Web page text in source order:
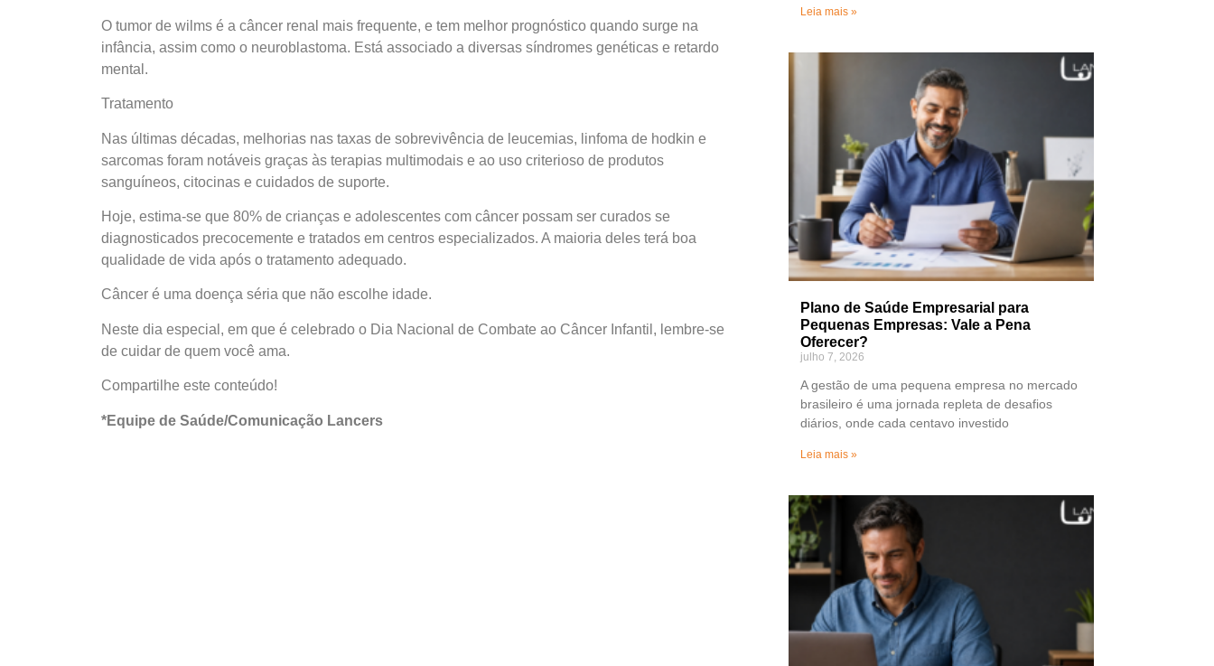
O tumor de wilms é a câncer renal mais frequente, e tem melhor prognóstico quando surge na
infância, assim como o neuroblastoma. Está associado a diversas síndromes genéticas e retardo
mental.
Tratamento
Nas últimas décadas, melhorias nas taxas de sobrevivência de leucemias, linfoma de hodkin e
sarcomas foram notáveis graças às terapias multimodais e ao uso criterioso de produtos
sanguíneos, citocinas e cuidados de suporte.
Hoje, estima-se que 80% de crianças e adolescentes com câncer possam ser curados se
diagnosticados precocemente e tratados em centros especializados. A maioria deles terá boa
qualidade de vida após o tratamento adequado.
Câncer é uma doença séria que não escolhe idade.
Neste dia especial, em que é celebrado o Dia Nacional de Combate ao Câncer Infantil, lembre-se
de cuidar de quem você ama.
Compartilhe este conteúdo!
*Equipe de Saúde/Comunicação Lancers
Leia mais »
Plano de Saúde Empresarial para
Pequenas Empresas: Vale a Pena
Oferecer?
julho 7, 2026
A gestão de uma pequena empresa no mercado
brasileiro é uma jornada repleta de desafios
diários, onde cada centavo investido
Leia mais »